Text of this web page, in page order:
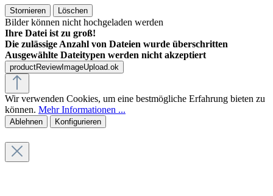
Stornieren Löschen
Bilder können nicht hochgeladen werden
Ihre Datei ist zu groß!
Die zulässige Anzahl von Dateien wurde überschritten
Ausgewählte Dateitypen werden nicht akzeptiert
productReviewImageUpload.ok
Wir verwenden Cookies, um eine bestmögliche Erfahrung bieten zu
können. Mehr Informationen ...
Ablehnen Konfigurieren